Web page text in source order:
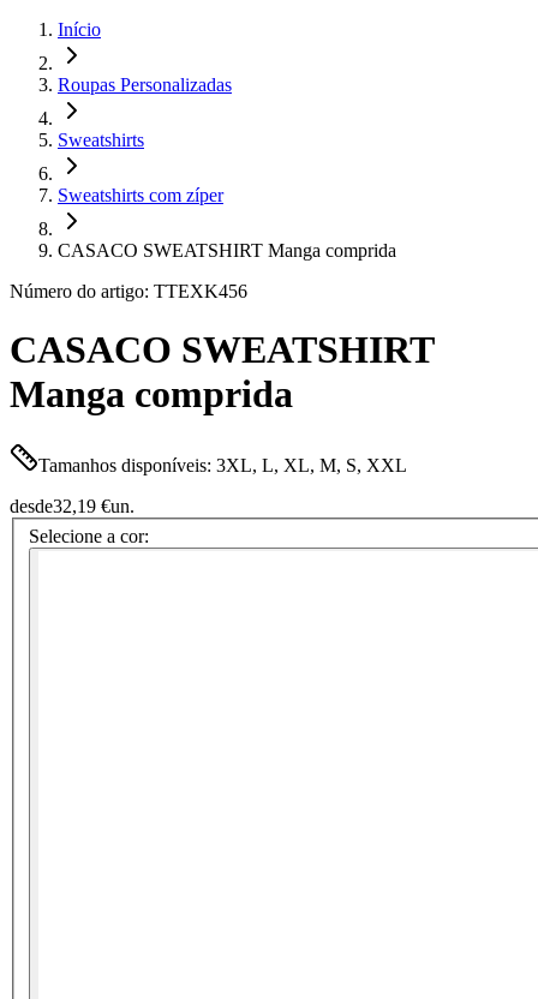
Início
Roupas Personalizadas
Sweatshirts
Sweatshirts com zíper
CASACO SWEATSHIRT Manga comprida
Número do artigo: TTEXK456
CASACO SWEATSHIRT
Manga comprida
Tamanhos disponíveis: 3XL, L, XL, M, S, XXL
desde32,19 €un.
Selecione a cor: